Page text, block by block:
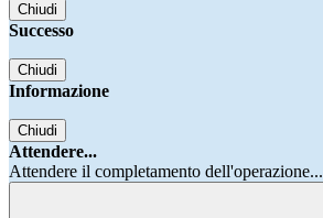
Chiudi
Successo
Chiudi
Informazione
Chiudi
Attendere...
Attendere il completamento dell'operazione...